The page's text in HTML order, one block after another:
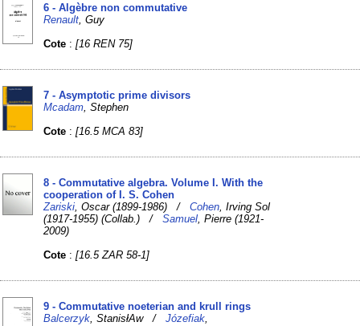
6 - Algèbre non commutative
Renault , Guy
Cote :[16 REN 75]
7 - Asymptotic prime divisors
Mcadam , Stephen
Cote :[16.5 MCA 83]
8 - Commutative algebra. Volume I. With the
cooperation of I. S. Cohen
Zariski , Oscar (1899-1986) /Cohen , Irving Sol
(1917-1955) (Collab.) /Samuel , Pierre (1921-
2009)
Cote :[16.5 ZAR 58-1]
9 - Commutative noeterian and krull rings
Balcerzyk , StanisłAw /Józefiak